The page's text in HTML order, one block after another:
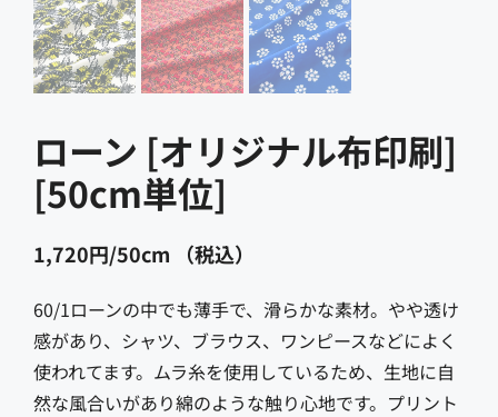
ローン [オリジナル布印刷]
1,720円 （税込）
60/1ローンの中でも薄手で、滑らかな素材。やや透け
感があり、シャツ、ブラウス、ワンピースなどによく
使われてます。ムラ糸を使用しているため、生地に自
然な風合いがあり綿のような触り心地です。プリント